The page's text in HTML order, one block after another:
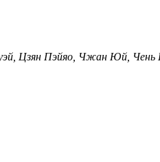
Цзян Пэйяо, Чжан Юй,